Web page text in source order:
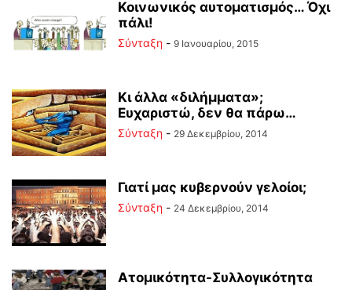
Κοινωνικός αυτοματισμός… Όχι
πάλι!
Σύνταξη - 9 Ιανουαρίου, 2015
Κι άλλα «διλήμματα»;
Ευχαριστώ, δεν θα πάρω…
Σύνταξη - 29 Δεκεμβρίου, 2014
Γιατί μας κυβερνούν γελοίοι;
Σύνταξη - 24 Δεκεμβρίου, 2014
Ατομικότητα-Συλλογικότητα